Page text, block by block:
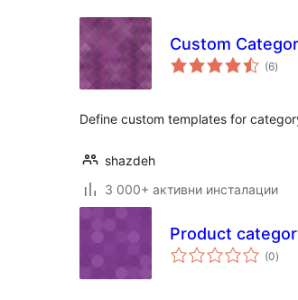
Custom
(6общо
)
Define custom templates for
shazdeh
3 000+ активни инсталации
Product
(0общо
)